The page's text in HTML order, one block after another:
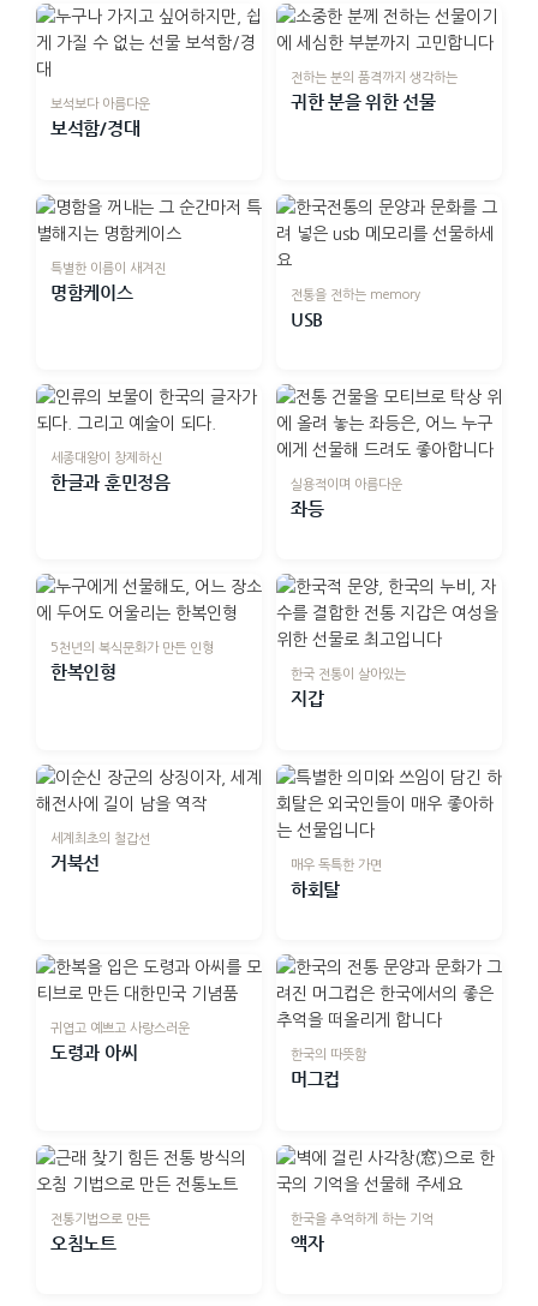
보석보다 아름다운
보석함/경대
전하는 분의 품격까지 생각하는
귀한 분을 위한 선물
특별한 이름이 새겨진
명함케이스 전통을 전하는 memory
USB
세종대왕이 창제하신
한글과 훈민정음 실용적이며 아름다운
좌등
5천년의 복식문화가 만든 인형
한복인형 한국 전통이 살아있는
지갑
세계최초의 철갑선
거북선 매우 독특한 가면
하회탈
귀엽고 예쁘고 사랑스러운
도령과 아씨 한국의 따뜻함
머그컵
전통기법으로 만든
오침노트
한국을 추억하게 하는 기억
액자